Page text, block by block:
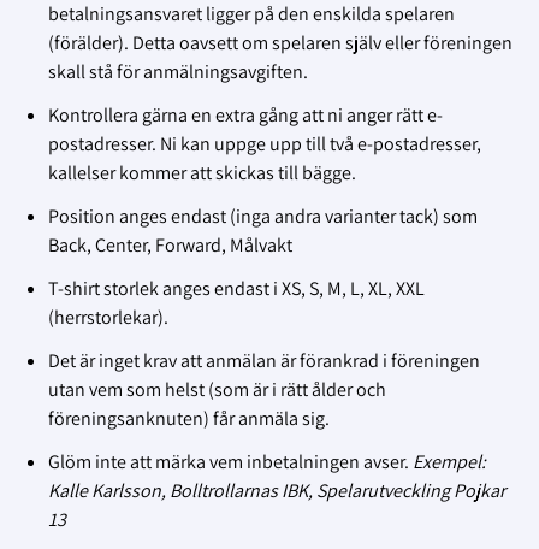
betalningsansvaret ligger på den enskilda spelaren
(förälder). Detta oavsett om spelaren själv eller föreningen
skall stå för anmälningsavgiften.
Kontrollera gärna en extra gång att ni anger rätt e-
postadresser. Ni kan uppge upp till två e-postadresser,
kallelser kommer att skickas till bägge.
Position anges endast (inga andra varianter tack) som
Back, Center, Forward, Målvakt
T-shirt storlek anges endast i XS, S, M, L, XL, XXL
(herrstorlekar).
Det är inget krav att anmälan är förankrad i föreningen
utan vem som helst (som är i rätt ålder och
föreningsanknuten) får anmäla sig.
Glöm inte att märka vem inbetalningen avser. Exempel:
Kalle Karlsson, Bolltrollarnas IBK, Spelarutveckling Pojkar
13